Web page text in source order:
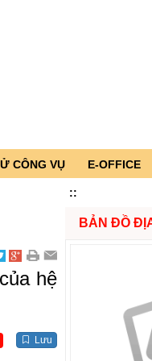
CÔNG VỤ E-OFFICE
::
hệ
Lưu
BẢN ĐỒ